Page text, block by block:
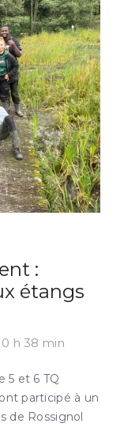
:
étangs
h 38 min
5 et 6 TQ
participé à un
de Rossignol